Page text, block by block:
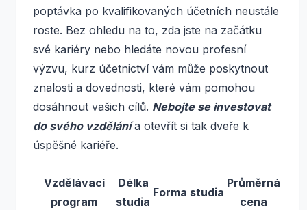
poptávka po kvalifikovaných účetních neustále
roste. Bez ohledu na to, zda jste na začátku
své kariéry nebo hledáte novou profesní
výzvu, kurz účetnictví vám může poskytnout
znalosti a dovednosti, které vám pomohou
dosáhnout vašich cílů. Nebojte se investovat
do svého vzdělánía otevřít si tak dveře k
úspěšné kariéře.
Vzdělávací
program
Délka
studia
Forma studia
Průměrná
cena